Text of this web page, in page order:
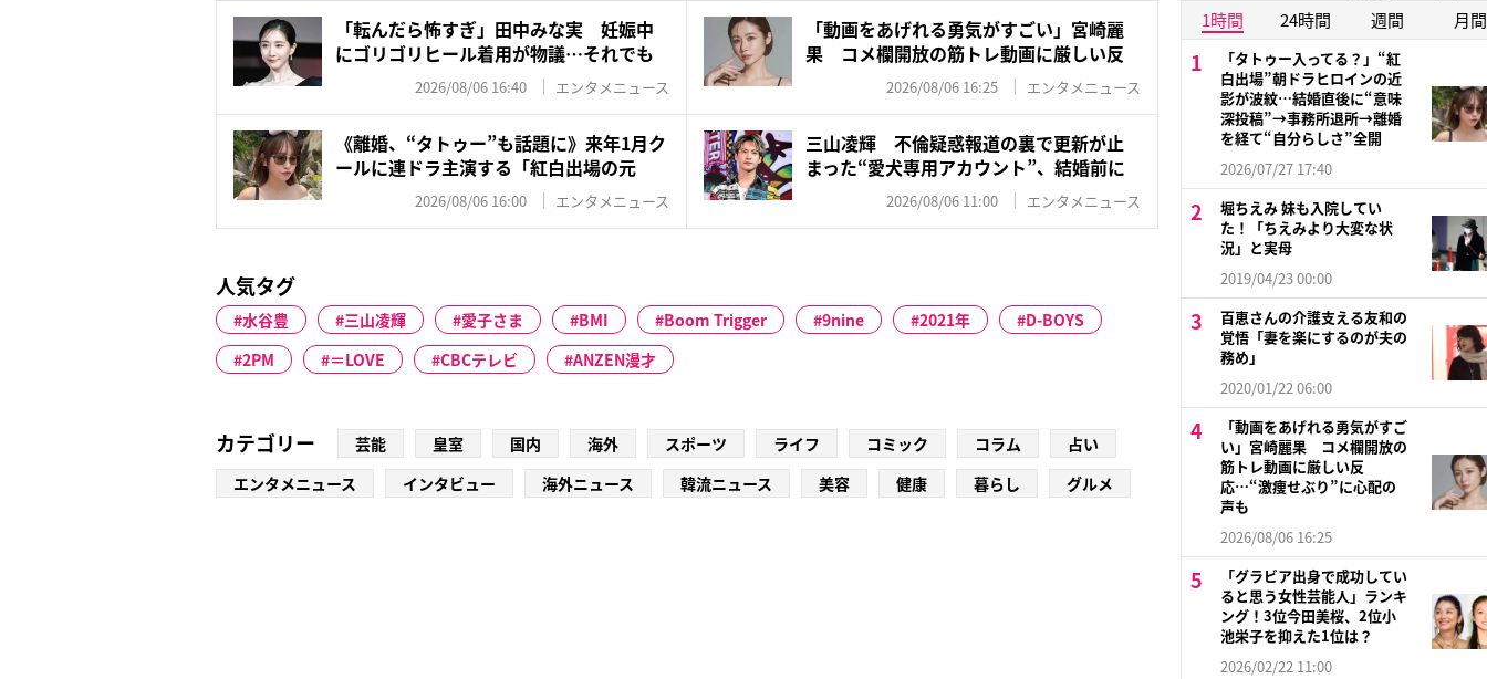
「転んだら怖すぎ」田中みな実 妊娠中
にゴリゴリヒール着用が物議…それでも
2026/08/06 16:40 エンタメニュース
「動画をあげれる勇気がすごい」宮崎麗
果 コメ欄開放の筋トレ動画に厳しい反
2026/08/06 16:25 エンタメニュース
《離婚、“タトゥー”も話題に》来年1月ク
ールに連ドラ主演する「紅白出場の元
2026/08/06 16:00 エンタメニュース
三山凌輝 不倫疑惑報道の裏で更新が止
まった“愛犬専用アカウント”、結婚前に
2026/08/06 11:00 エンタメニュース
人気タグ
水谷豊 三山凌輝 愛子さま BMI Boom Trigger 9nine 2021年
D-BOYS
2PM
＝LOVE CBCテレビ ANZEN漫才
カテゴリー 芸能 皇室 国内 海外 スポーツ ライフ コミック コラム
占い
エンタメニュース
インタビュー 海外ニュース 韓流ニュース 美容 健康 暮らし グルメ
1時間 24時間 週間 月間
「タトゥー入ってる？」“紅
白出場”朝ドラヒロインの近
影が波紋…結婚直後に“意味
深投稿”→事務所退所→離婚
を経て“自分らしさ”全開
2026/07/27 17:40
堀ちえみ 妹も入院してい
た！「ちえみより大変な状
況」と実母
2019/04/23 00:00
百恵さんの介護支える友和の
覚悟「妻を楽にするのが夫の
務め」
2020/01/22 06:00
「動画をあげれる勇気がすご
い」宮崎麗果 コメ欄開放の
筋トレ動画に厳しい反
応…“激痩せぶり”に心配の
声も
2026/08/06 16:25
「グラビア出身で成功してい
ると思う女性芸能人」ランキ
ング！3位今田美桜、2位小
池栄子を抑えた1位は？
2026/02/22 11:00